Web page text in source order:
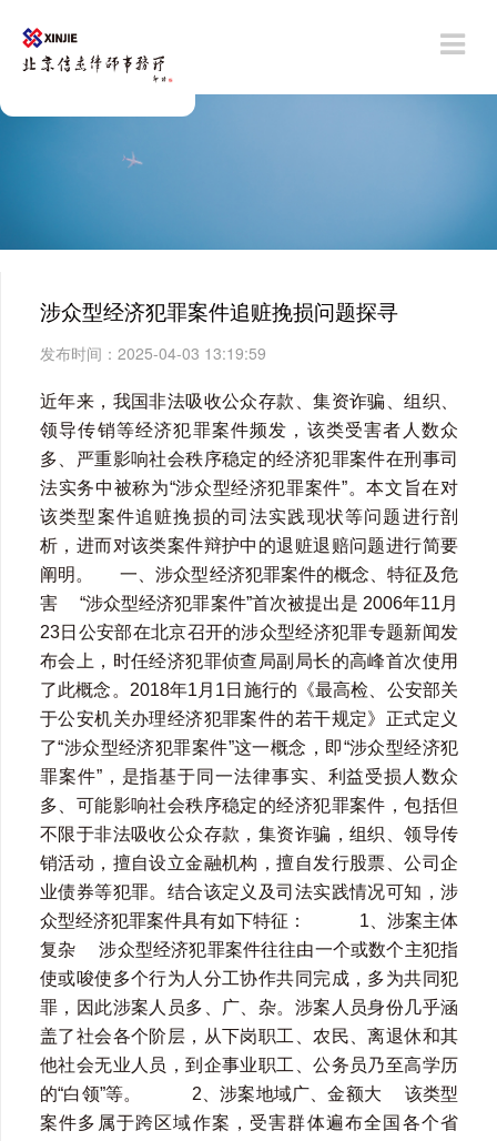
涉众型经济犯罪案件追赃挽损问题探寻
发布时间：2025-04-03 13:19:59
近年来，我国非法吸收公众存款、集资诈骗、组织、
领导传销等经济犯罪案件频发，该类受害者人数众
多、严重影响社会秩序稳定的经济犯罪案件在刑事司
法实务中被称为“涉众型经济犯罪案件”。本文旨在对
该类型案件追赃挽损的司法实践现状等问题进行剖
析，进而对该类案件辩护中的退赃退赔问题进行简要
阐明。 一、涉众型经济犯罪案件的概念、特征及危
害 “涉众型经济犯罪案件”首次被提出是 2006年11月
23日公安部在北京召开的涉众型经济犯罪专题新闻发
布会上，时任经济犯罪侦查局副局长的高峰首次使用
了此概念。2018年1月1日施行的《最高检、公安部关
于公安机关办理经济犯罪案件的若干规定》正式定义
了“涉众型经济犯罪案件”这一概念，即“涉众型经济犯
罪案件”，是指基于同一法律事实、利益受损人数众
多、可能影响社会秩序稳定的经济犯罪案件，包括但
不限于非法吸收公众存款，集资诈骗，组织、领导传
销活动，擅自设立金融机构，擅自发行股票、公司企
业债券等犯罪。结合该定义及司法实践情况可知，涉
众型经济犯罪案件具有如下特征： 1、涉案主体
复杂 涉众型经济犯罪案件往往由一个或数个主犯指
使或唆使多个行为人分工协作共同完成，多为共同犯
罪，因此涉案人员多、广、杂。涉案人员身份几乎涵
盖了社会各个阶层，从下岗职工、农民、离退休和其
他社会无业人员，到企事业职工、公务员乃至高学历
的“白领”等。 2、涉案地域广、金额大 该类型
案件多属于跨区域作案，受害群体遍布全国各个省